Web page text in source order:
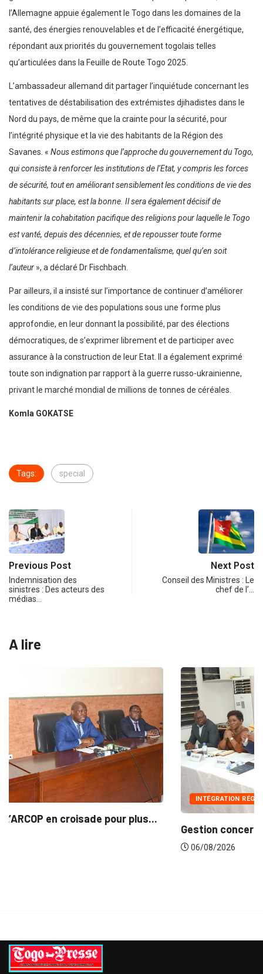
l’Allemagne appuie également le Togo dans les domaines de la
santé, des énergies renouvelables et de l’efficacité énergétique,
répondant aux priorités du gouvernement togolais telles
qu’articulées dans la Feuille de Route Togo 2025.
L’ambassadeur allemand dit partager l’inquiétude concernant les
tentatives de déstabilisation des extrémistes djihadistes dans le
Nord du pays, de même que la crainte pour la sécurité, pour
l’intégrité physique et la vie des habitants de la Région des
Savanes. « Nous estimons que l’approche du gouvernement du Togo,
qui consiste à renforcer les institutions de l’Etat, y compris les forces
de sécurité, tout en améliorant sensiblement les conditions de vie des
habitants sur place, est la bonne. Il sera également décisif de
maintenir la cohabitation pacifique des religions pour laquelle le Togo
est vanté, depuis des décennies, et de repousser toute forme
d’intolérance religieuse et de fondamentalisme, quel qu’en soit
l’auteur », a déclaré Dr Fischbach.
Par ailleurs, il a insisté sur l’importance de continuer d’améliorer
les conditions de vie des populations sous une forme plus
approfondie, en leur donnant la possibilité, par des élections
démocratiques, de s’exprimer librement et de participer avec
assurance à la construction de leur Etat. Il a également exprimé
toute son indignation par rapport à la guerre russo-ukrainienne,
privant le marché mondial de millions de tonnes de céréales.
Komla GOKATSE
Tags: special
Previous Post
Indemnisation des
sinistres : Des acteurs des
médias…
Next Post
Conseil des Ministres : Le
chef de l’…
A lire
INTÉGRATION RÉGIONALE
Gestion concertée et durable du Bassin du...